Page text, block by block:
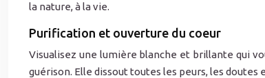
la nature, à la vie.
Purification et ouverture du coeur
Visualisez une lumière blanche et brillante qui
guérison. Elle dissout toutes les peurs, les